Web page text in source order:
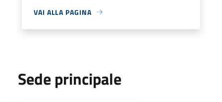
VAI ALLA PAGINA
Sede principale